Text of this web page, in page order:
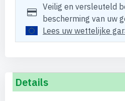
Veilig en versleuteld
bescherming van uw
Lees uw wettelijke
Details